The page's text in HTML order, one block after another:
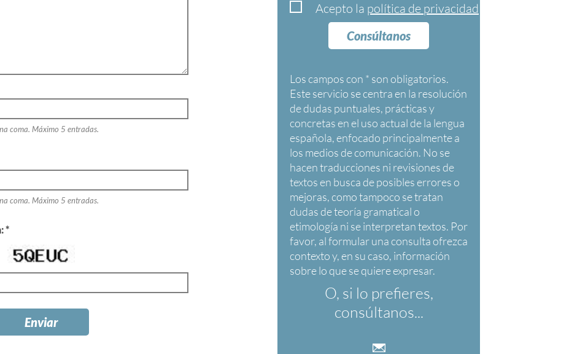
Acepto la política de privacidad
Consúltanos
Los campos con * son obligatorios
O, si lo prefieres,
consúltanos...
coma. Máximo 5 entradas.
coma. Máximo 5 entradas.
*